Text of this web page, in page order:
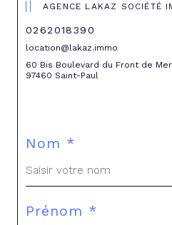
AGENCE LAKAZ SOCIÉTÉ
0262018390
location@lakaz.immo
60 Bis Boulevard du Front de Mer
97460 Saint-Paul
Nom *
Prénom *